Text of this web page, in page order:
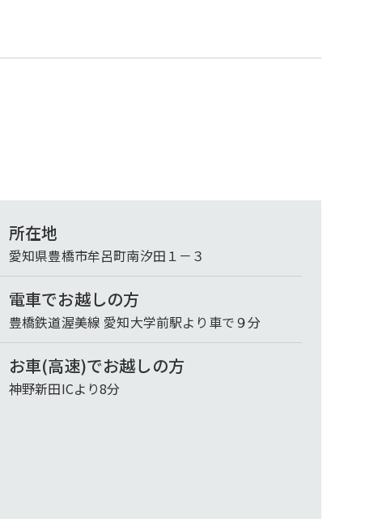
所在地
愛知県豊橋市牟呂町南汐田１－３
電車でお越しの方
豊橋鉄道渥美線 愛知大学前駅より車で９分
お車(高速)でお越しの方
神野新田ICより8分